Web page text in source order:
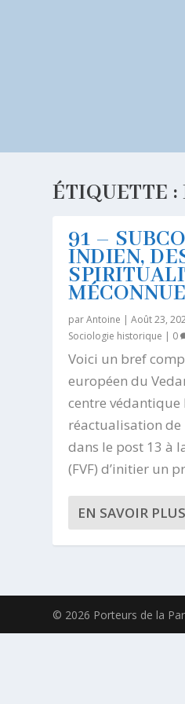
ÉTIQUETTE :
91 –
INDIEN,
parAntoine |Août 23,
Sociologie historique | 0
Voici un bref
européen du
centre védantique
réactualisation
dans le post 13 à
(FVF) d’initier un
EN SAVOIR PLUS
© 2026 Porteurs de la